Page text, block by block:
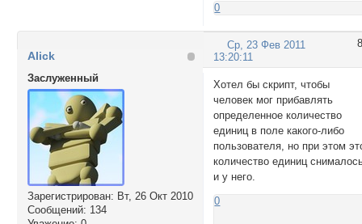
0
8
Ср, 23 Фев 2011
13:20:11
Alick
Заслуженный
Зарегистрирован: Вт, 26 Окт 2010
Сообщений: 134
Хотел бы скрипт, чтобы
человек мог прибавлять
определенное количество
единиц в поле какого-либо
пользователя, но при этом
количество единиц
и у него.
0